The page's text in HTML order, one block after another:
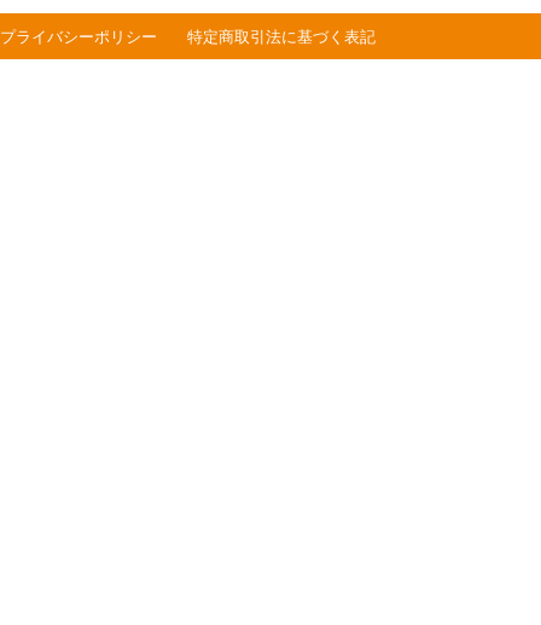
プライバシーポリシー 特定商取引法に基づく表記